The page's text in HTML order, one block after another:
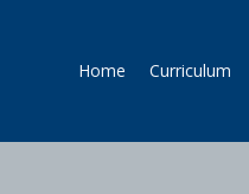
Home Curriculum